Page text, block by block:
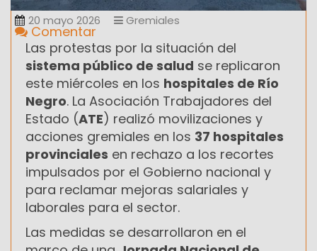
20 mayo 2026 Gremiales
Comentar
Las protestas por la situación del
sistema público de salud se replicaron
este miércoles en los hospitales de Río
Negro. La Asociación Trabajadores del
Estado (ATE) realizó movilizaciones y
acciones gremiales en los 37 hospitales
provinciales en rechazo a los recortes
impulsados por el Gobierno nacional y
para reclamar mejoras salariales y
laborales para el sector.
Las medidas se desarrollaron en el